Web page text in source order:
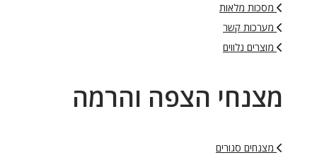
מסכות מלאות
מערכות קשר
מוצרים נלווים
מצנחי הצפה והרמה
מצנחים סגורים